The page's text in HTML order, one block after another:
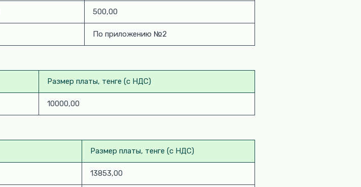
500,00
По приложению №2
Размер платы, тенге (с НДС)
10000,00
Размер платы, тенге (c НДС)
13853,00